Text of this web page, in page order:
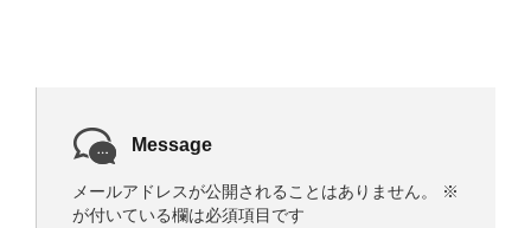
Message
メールアドレスが公開されることはありません。
※
が付いている欄は必須項目です